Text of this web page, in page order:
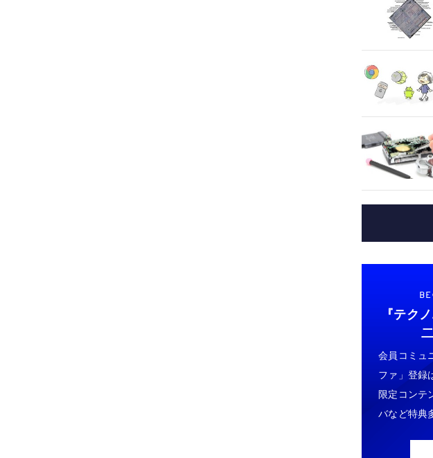
『テク
会員コミュ
ファ」登録
限定コンテ
バなど特典